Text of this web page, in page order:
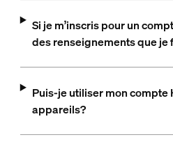
Si je m’inscris pour un
des renseignements que je
Puis-je utiliser mon compte
appareils?